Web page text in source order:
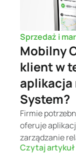
Sprzedaż i
Mobilny
klient w
aplikacja
System?
Firmie
oferuje
zarządzanie
Czytaj artykuł